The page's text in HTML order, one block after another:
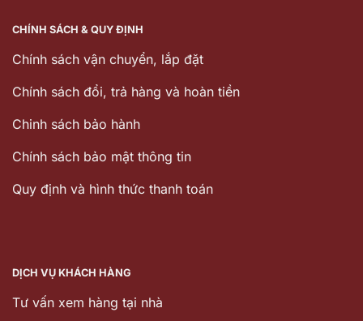
CHÍNH SÁCH & QUY ĐỊNH
Chính sách vận chuyển, lắp đặt
Chính sách đổi, trả hàng và hoàn tiền
Chinh sách bảo hành
Chính sách bảo mật thông tin
Quy định và hình thức thanh toán
DỊCH VỤ KHÁCH HÀNG
Tư vấn xem hàng tại nhà